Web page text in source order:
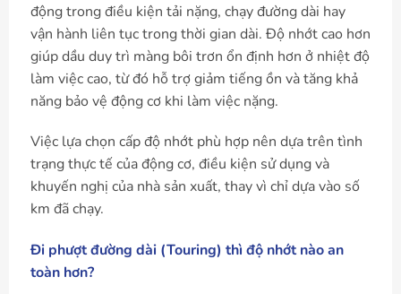
động trong điều kiện tải nặng, chạy đường dài hay
vận hành liên tục trong thời gian dài. Độ nhớt cao hơn
giúp dầu duy trì màng bôi trơn ổn định hơn ở nhiệt độ
làm việc cao, từ đó hỗ trợ giảm tiếng ồn và tăng khả
năng bảo vệ động cơ khi làm việc nặng.
Việc lựa chọn cấp độ nhớt phù hợp nên dựa trên tình
trạng thực tế của động cơ, điều kiện sử dụng và
khuyến nghị của nhà sản xuất, thay vì chỉ dựa vào số
km đã chạy.
Đi phượt đường dài (Touring) thì độ nhớt nào an
toàn hơn?